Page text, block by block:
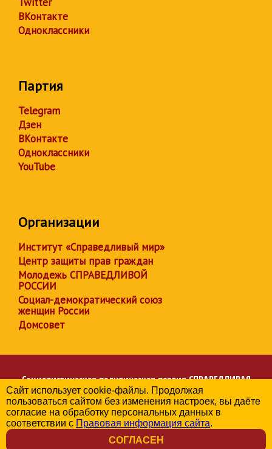
ВКонтакте
Одноклассники
Партия
Telegram
Дзен
ВКонтакте
Одноклассники
YouTube
Организации
Институт «Справедливый мир»
Центр защиты прав граждан
Молодежь СПРАВЕДЛИВОЙ
РОССИИ
Социал-демократический союз
женщин России
Домсовет
Социалистическая политическая партияСПРАВЕДЛИВАЯ
РОССИЯ
Региональное отделение партии в Республике Дагестан
© 2006-2026
Политика в отношении обработки персональных данных
Сайт использует cookie-файлы. Продолжая
пользоваться сайтом без изменения настроек, вы даёте
согласие на обработку персональных данных в
соответствии с Правовая информация сайта.
СОГЛАСЕН